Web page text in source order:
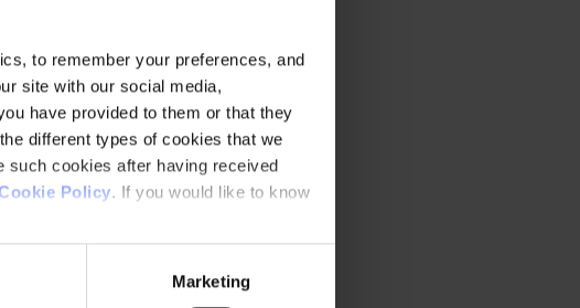
to remember your preferences, and
site with our social media,
have provided to them or that they
different types of cookies that we
such cookies after having received
Policy. If you would like to know
Marketing